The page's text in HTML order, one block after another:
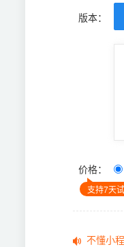
版本：
价格：
支持7天
不懂小